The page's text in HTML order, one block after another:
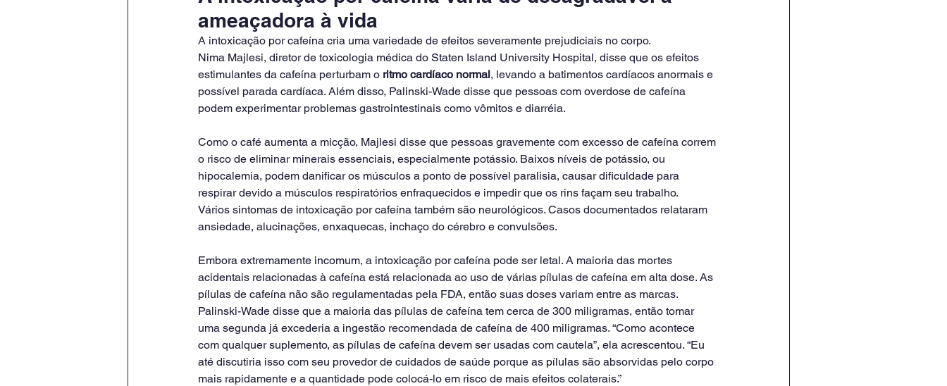
ameaçadora à vida
A intoxicação por cafeína cria uma variedade de efeitos severamente prejudiciais no corpo.
Nima Majlesi, diretor de toxicologia médica do Staten Island University Hospital, disse que os efeitos
estimulantes da cafeína perturbam o ritmo cardíaco normal, levando a batimentos cardíacos anormais e
possível parada cardíaca. Além disso, Palinski-Wade disse que pessoas com overdose de cafeína
podem experimentar problemas gastrointestinais como vômitos e diarréia.
Como o café aumenta a micção, Majlesi disse que pessoas gravemente com excesso de cafeína correm
o risco de eliminar minerais essenciais, especialmente potássio. Baixos níveis de potássio, ou
hipocalemia, podem danificar os músculos a ponto de possível paralisia, causar dificuldade para
respirar devido a músculos respiratórios enfraquecidos e impedir que os rins façam seu trabalho.
Vários sintomas de intoxicação por cafeína também são neurológicos. Casos documentados relataram
ansiedade, alucinações, enxaquecas, inchaço do cérebro e convulsões.
Embora extremamente incomum, a intoxicação por cafeína pode ser letal. A maioria das mortes
acidentais relacionadas à cafeína está relacionada ao uso de várias pílulas de cafeína em alta dose. As
pílulas de cafeína não são regulamentadas pela FDA, então suas doses variam entre as marcas.
Palinski-Wade disse que a maioria das pílulas de cafeína tem cerca de 300 miligramas, então tomar
uma segunda já excederia a ingestão recomendada de cafeína de 400 miligramas. “Como acontece
com qualquer suplemento, as pílulas de cafeína devem ser usadas com cautela”, ela acrescentou. “Eu
até discutiria isso com seu provedor de cuidados de saúde porque as pílulas são absorvidas pelo corpo
mais rapidamente e a quantidade pode colocá-lo em risco de mais efeitos colaterais.”